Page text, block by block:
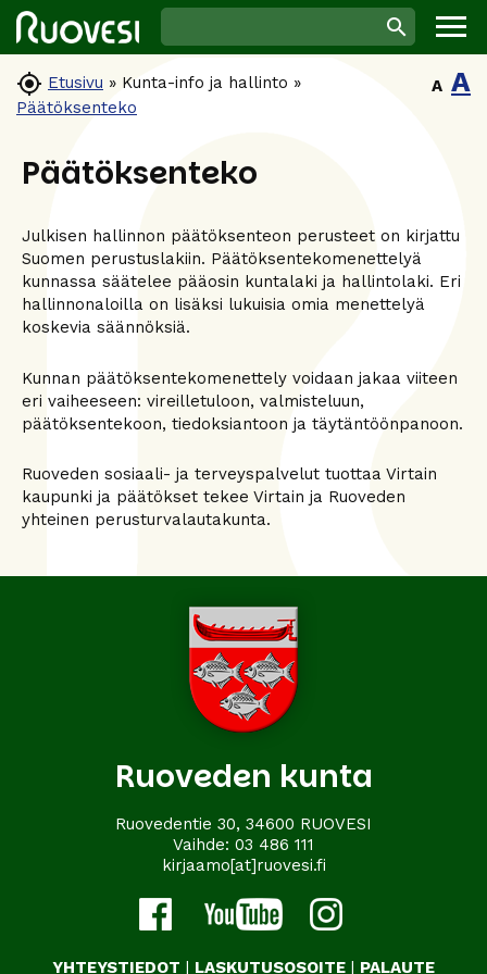
 Etusivu » Kunta-info ja hallinto »
Päätöksenteko
A A
Päätöksenteko
Julkisen hallinnon päätöksenteon perusteet on kirjattu
Suomen perustuslakiin. Päätöksentekomenettelyä
kunnassa säätelee pääosin kuntalaki ja hallintolaki. Eri
hallinnonaloilla on lisäksi lukuisia omia menettelyä
koskevia säännöksiä.
Kunnan päätöksentekomenettely voidaan jakaa viiteen
eri vaiheeseen: vireilletuloon, valmisteluun,
päätöksentekoon, tiedoksiantoon ja täytäntöönpanoon.
Ruoveden sosiaali- ja terveyspalvelut tuottaa Virtain
kaupunki ja päätökset tekee Virtain ja Ruoveden
yhteinen perusturvalautakunta.
Ruoveden kunta
Ruovedentie 30, 34600 RUOVESI
Vaihde: 03 486 111
kirjaamo[at]ruovesi.fi
YHTEYSTIEDOT | LASKUTUSOSOITE | PALAUTE